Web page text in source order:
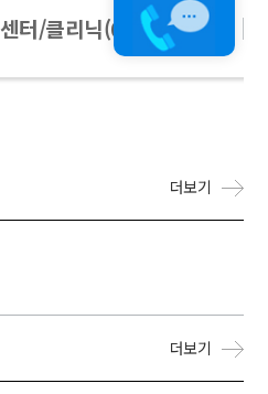
센터/클리닉(0)
더보기
더보기